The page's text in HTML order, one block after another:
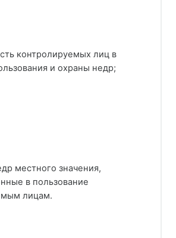
контролируемых лиц в
и охраны недр;
местного значения,
в пользование
лицам.